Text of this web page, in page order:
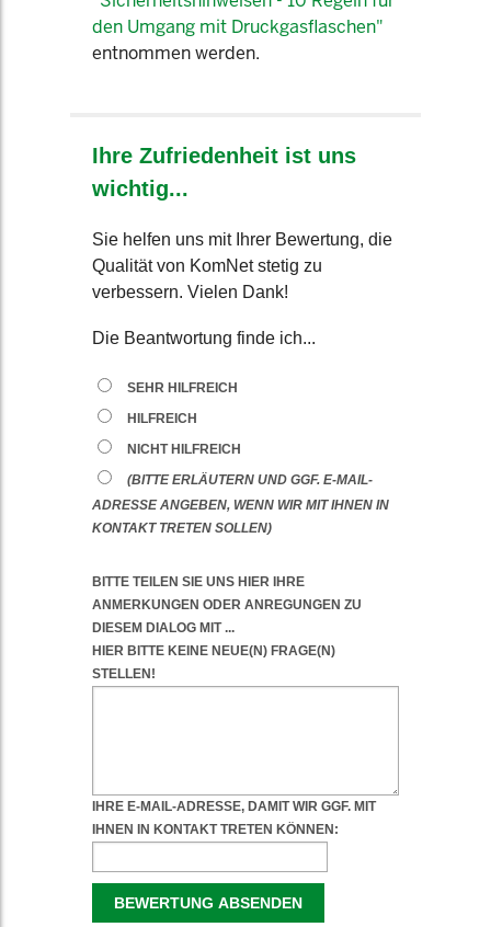
den Umgang mit Druckgasflaschen"
entnommen werden.